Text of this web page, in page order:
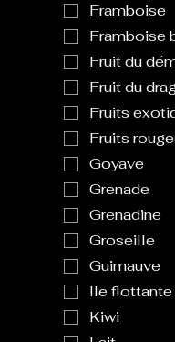
Framboise
Framboise
Fruit du
Fruit du
Fruits
Fruits
Goyave
Grenade
Grenadine
Groseille
Guimauve
Ile flottante
Kiwi